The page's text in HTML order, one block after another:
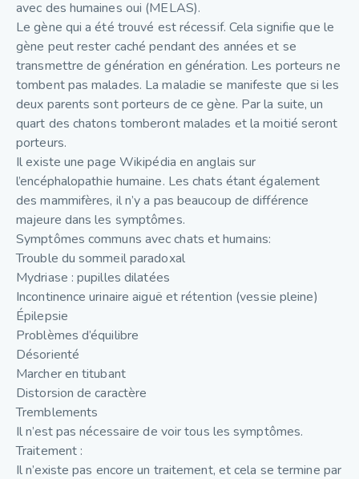
avec des humaines oui (MELAS).
Le gène qui a été trouvé est récessif. Cela signifie que le
gène peut rester caché pendant des années et se
transmettre de génération en génération. Les porteurs ne
tombent pas malades. La maladie se manifeste que si les
deux parents sont porteurs de ce gène. Par la suite, un
quart des chatons tomberont malades et la moitié seront
porteurs.
Il existe une page Wikipédia en anglais sur
l’encéphalopathie humaine. Les chats étant également
des mammifères, il n’y a pas beaucoup de différence
majeure dans les symptômes.
Symptômes communs avec chats et humains:
Trouble du sommeil paradoxal
Mydriase : pupilles dilatées
Incontinence urinaire aiguë et rétention (vessie pleine)
Épilepsie
Problèmes d’équilibre
Désorienté
Marcher en titubant
Distorsion de caractère
Tremblements
Il n’est pas nécessaire de voir tous les symptômes.
Traitement :
Il n’existe pas encore un traitement, et cela se termine par